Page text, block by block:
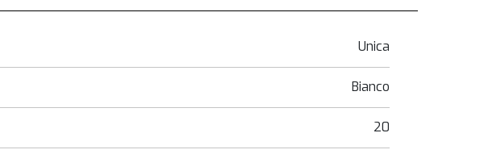
Unica
Bianco
20